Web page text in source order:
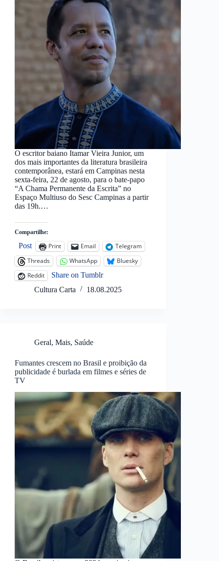
O escritor baiano Itamar Vieira Junior, um
dos mais importantes da literatura brasileira
contemporânea, estará em Campinas nesta
sexta-feira, 22 de agosto, para o bate-papo
“A Chama Permanente da Escrita” no
Espaço Multiuso do Sesc Campinas a partir
das 19h.…
Compartilhe:
Post Print Email
Telegram
Threads
WhatsApp
Bluesky
Reddit
Share on Tumblr
Cultura Carta
18.08.2025
Geral, Mais, Saúde
Fumantes crescem no Brasil e proibição da
publicidade é burlada em filmes e séries de
TV